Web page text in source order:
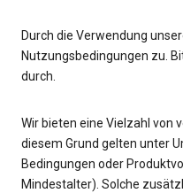
Durch die Verwendung
Nutzungsbedingungen zu.
durch.
Wir bieten eine Vielzahl von
diesem Grund gelten unter
Bedingungen oder
Mindestalter). Solche